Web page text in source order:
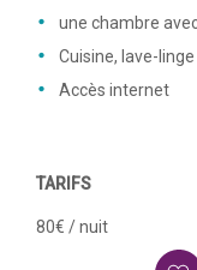
une chambre
Cuisine, lave-linge
Accès internet
TARIFS
80€ / nuit